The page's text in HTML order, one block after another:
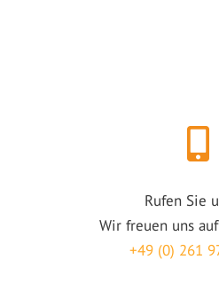
Rufen Sie
Wir freuen uns
+49 (0) 261